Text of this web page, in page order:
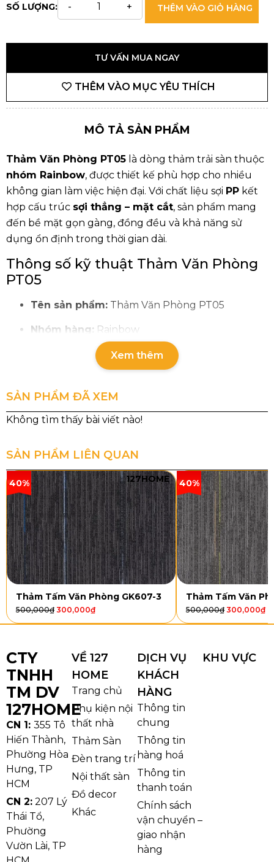
SỐ LƯỢNG: THÊM VÀO GIỎ HÀNG
TƯ VẤN MUA NGAY
THÊM VÀO MỤC YÊU THÍCH
MÔ TẢ SẢN PHẨM
Thảm Văn Phòng PT05 là dòng thảm trải sàn thuộc
nhóm Rainbow, được thiết kế phù hợp cho nhiều
không gian làm việc hiện đại. Với chất liệu sợi PP kết
hợp cấu trúc sợi thẳng – mặt cắt, sản phẩm mang
đến bề mặt gọn gàng, đồng đều và khả năng sử
dụng ổn định trong thời gian dài.
Thông số kỹ thuật Thảm Văn Phòng
PT05
Tên sản phẩm: Thảm Văn Phòng PT05
Nhóm hàng: Rainbow
Chất liệu sợi: PP
Cấu trúc sợi: Sợi thẳng – Mặt cắt
Tổng độ dày:
Tổng trọng lượng:1650g/m²
Khổ thảm: 3.66m
Thảm Văn Phòng PT05
Ưu điểm nổi bật của Thảm Văn
Phòng PT05
1. Cấu trúc sợi thẳng – mặt cắt gọn gàng, hiện đại
Thiết kế sợi thẳng giúp bề mặt thảm phẳng, đều
màu, tạo cảm giác sạch sẽ và chuyên nghiệp, rất phù
Xem thêm
SẢN PHẨM ĐÃ XEM
SẢN PHẨM LIÊN QUAN
40% 127HOME
Thảm Tấm Văn Phòng GK607-3
500,000₫ 300,000₫
40%
Thảm Tấm Văn
500,000₫ 300,000₫
CTY
TNHH
TM DV
127HOME
CN 1: 355 Tô
Hiến Thành,
Phường Hòa
Hưng, TP
HCM
CN 2: 207 Lý
Thái Tổ,
Phường
Vườn Lài, TP
VỀ 127
HOME
Trang chủ
Phụ kiện nội
thất nhà
Thảm Sàn
Đèn trang trí
Nội thất sàn
Đồ decor
Khác
DỊCH VỤ
KHÁCH
HÀNG
Thông tin
chung
Thông tin
hàng hoá
Thông tin
thanh toán
Chính sách
vận chuyển –
giao nhận
hàng
KHU VỰC